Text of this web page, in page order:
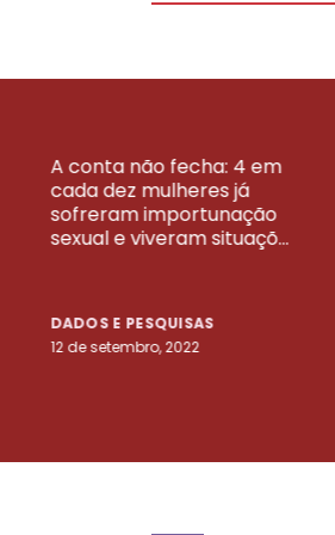
A conta não fecha: 4 em
cada dez mulheres já
sofreram importunação
sexual e viveram situaçõ...
DADOS E PESQUISAS
12 de setembro, 2022